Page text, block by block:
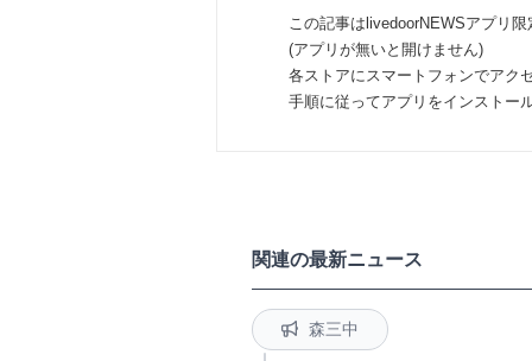
この記事はlivedoorNEWSアプリ
(アプリが無いと開けません)
各ストアにスマートフォンでアク
手順に従ってアプリをインストー
関連の最新ニュース
森三中